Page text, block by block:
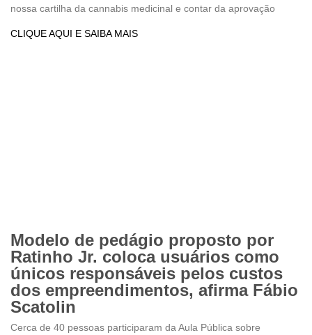
nossa cartilha da cannabis medicinal e contar da aprovação
CLIQUE AQUI E SAIBA MAIS
Modelo de pedágio proposto por
Ratinho Jr. coloca usuários como
únicos responsáveis pelos custos
dos empreendimentos, afirma Fábio
Scatolin
Cerca de 40 pessoas participaram da Aula Pública sobre